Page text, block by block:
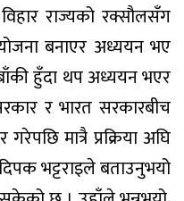
राज्यको रक्सौलसँग
योजना बनाएर अध्ययन भए
हुँदा थप अध्ययन भएर
र भारत सरकारबीच
मात्रै प्रक्रिया अघि
भट्टराइले बताउनुभयो